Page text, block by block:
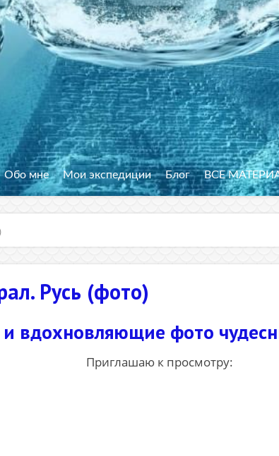
Обо мне Мои экспедиции Блог ВСЕ
Русь (фото)
вдохновляющие фото
Приглашаю к просмотру: